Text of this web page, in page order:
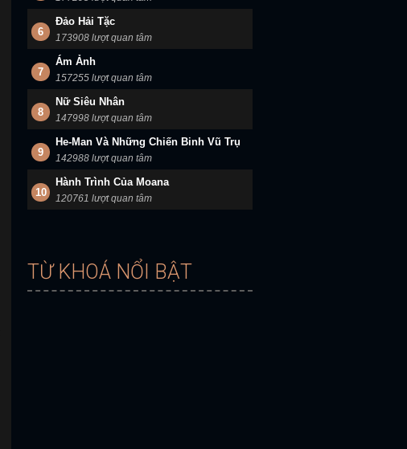
6
Đảo Hải Tặc
173908 lượt quan tâm
7
Ám Ảnh
157255 lượt quan tâm
8
Nữ Siêu Nhân
147998 lượt quan tâm
9
He-Man Và Những Chiến Binh Vũ Trụ
142988 lượt quan tâm
10
Hành Trình Của Moana
120761 lượt quan tâm
TỪ KHOÁ NỔI BẬT